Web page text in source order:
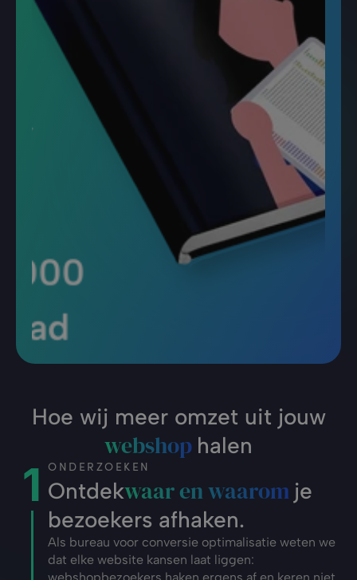
Hoe wij meer omzet uit jouw
webshop halen
1 ONDERZOEKEN
Ontdekwaar en waarom je
bezoekers afhaken.
Als bureau voor conversie optimalisatie weten we
dat elke website kansen laat liggen: